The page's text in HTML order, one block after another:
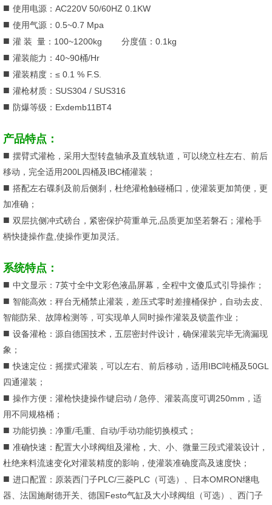
■ 使用电源：AC220V 50/60HZ 0.1KW
■ 使用气源：0.5~0.7 Mpa
■ 灌 装 量：100~1200kg 分度值：0.1kg
■ 灌装能力：40~90桶/Hr
■ 灌装精度：≤ 0.1 % F.S.
■ 灌枪材质：SUS304 / SUS316
■ 防爆等级：Exdemb11BT4
产品特点：
■ 摆臂式灌枪，采用大型转盘轴承及直线轨道，可以绕立柱左右、前后
移动，完全适用200L四桶及IBC桶灌装；
■ 搭配左右碟刹及前后侧刹，杜绝灌枪触碰桶口，使灌装更加简便，更
加准确；
■ 双层抗侧冲式磅台，紧密保护荷重单元,品质更加坚若磐石；灌枪手
柄快捷操作盘,使操作更加灵活。
系统特点：
■ 中文显示：7英寸全中文彩色液晶屏幕，全程中文傻瓜式引导操作；
■ 智能高效：秤台无桶禁止灌装，差压式零时差撞桶保护，自动去皮、
智能防呆、故障检测等，可实现单人同时操作灌装及锁盖作业；
■ 设备灌枪：源自德国技术，五层密封件设计，确保灌装完毕无滴漏现
象；
■快速定位：摇摆式灌装，可以左右、前后移动，适用IBC吨桶及50GL
四通灌装；
■ 操作方便：灌枪快捷操作键启动 / 急停、灌装高度可调250mm，适
用不同规格桶；
■ 功能切换：净重/毛重、自动/手动功能切换模式；
■ 准确快速：配置大小球阀组及灌枪，大、小、微量三段式灌装设计，
杜绝来料流速变化对灌装精度的影响，使灌装准确度高及速度快；
■ 进口配置：原装西门子PLC/三菱PLC（可选）、日本OMRON继电
器、法国施耐德开关、德国Festo气缸及大小球阀组（可选）、西门子